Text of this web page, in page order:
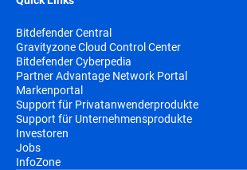
Bitdefender Central
Gravityzone Cloud Control Center
Bitdefender Cyberpedia
Partner Advantage Network Portal
Markenportal
Support für Privatanwenderprodukte
Support für Unternehmensprodukte
Investoren
Jobs
InfoZone